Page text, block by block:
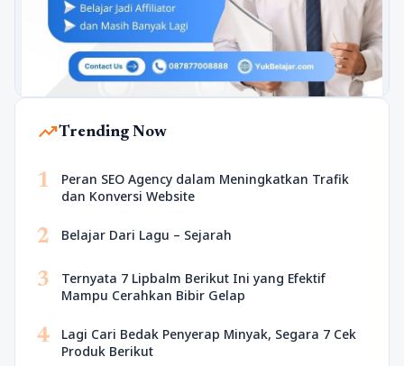
trending_upTrending Now
1
Peran SEO Agency dalam Meningkatkan Trafik
dan Konversi Website
2 Belajar Dari Lagu – Sejarah
3
Ternyata 7 Lipbalm Berikut Ini yang Efektif
Mampu Cerahkan Bibir Gelap
4
Lagi Cari Bedak Penyerap Minyak, Segara 7 Cek
Produk Berikut